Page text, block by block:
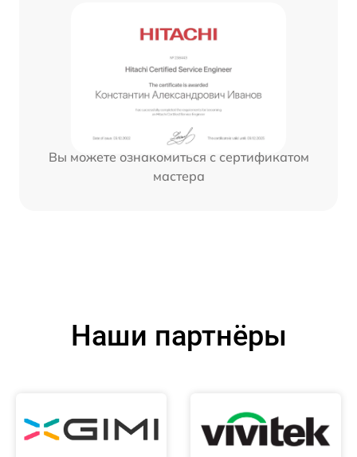
Вы можете ознакомиться с сертификатом
мастера
Наши партнёры